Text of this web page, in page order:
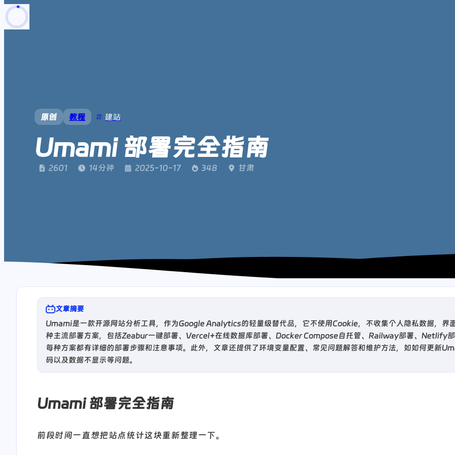
页面加载中
原创 教程 建站
Umami 部署完全指南
2601 14分钟 2025-10-17 348 甘肃
文章摘要
Umami是一款开源网站分析工具，作为Google Analytics的轻量级替代品，它不使用Cookie，不收集个人隐私数据，界
种主流部署方案，包括Zeabur一键部署、Vercel+在线数据库部署、Docker Compose自托管、Railway部署、Netlify
每种方案都有详细的部署步骤和注意事项。此外，文章还提供了环境变量配置、常见问题解答和维护方法，如如何更新
码以及数据不显示等问题。
Umami 部署完全指南
前段时间一直想把站点统计这块重新整理一下。